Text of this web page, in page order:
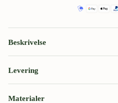
Beskrivelse
Levering
Materialer